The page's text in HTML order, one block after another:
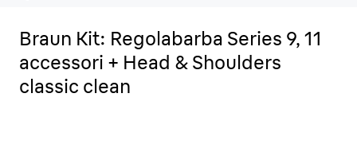
Braun Kit: Regolabarba Series 9, 11
accessori + Head & Shoulders
classic clean